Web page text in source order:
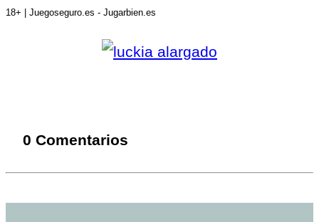
18+ | Juegoseguro.es - Jugarbien.es
0 Comentarios